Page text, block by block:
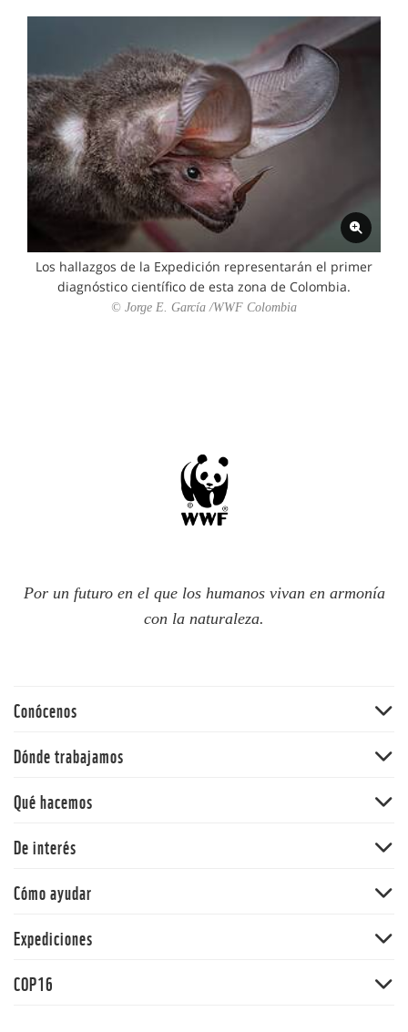
Los hallazgos de la Expedición representarán el primer
diagnóstico científico de esta zona de Colombia.
© Jorge E. García /WWF Colombia
Por un futuro en el que los humanos vivan en armonía
con la naturaleza.
Conócenos
60 aniversario
Nuestras políticas
Dónde trabajamos
Andes
Orinoquia
Qué hacemos
Cambio climático y energía
Alimentos
Agua
De interés
Y la Naturaleza qué
Informe Planeta Vivo
La Hora del Planeta
Cómo ayudar
Adopta una especie
Panda Market
Expediciones
COP16